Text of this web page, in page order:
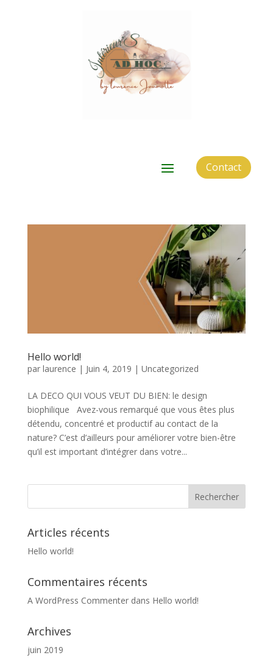
Contact
Hello world!
par laurence | Juin 4, 2019 | Uncategorized
LA DECO QUI VOUS VEUT DU BIEN: le design
biophilique Avez-vous remarqué que vous êtes plus
détendu, concentré et productif au contact de la
nature? C’est d’ailleurs pour améliorer votre bien-être
qu’il est important d’intégrer dans votre...
Articles récents
Hello world!
Commentaires récents
A WordPress Commenterdans Hello world!
Archives
juin 2019